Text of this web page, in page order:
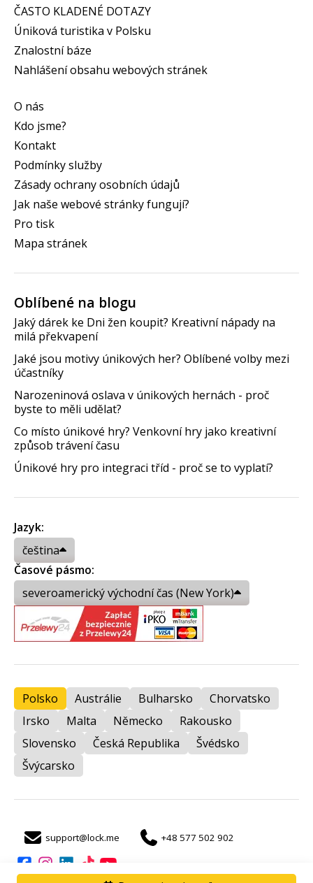
ČASTO KLADENÉ DOTAZY
Úniková turistika v Polsku
Znalostní báze
Nahlášení obsahu webových stránek
O nás
Kdo jsme?
Kontakt
Podmínky služby
Zásady ochrany osobních údajů
Jak naše webové stránky fungují?
Pro tisk
Mapa stránek
Oblíbené na blogu
Jaký dárek ke Dni žen koupit? Kreativní nápady na
milá překvapení
Jaké jsou motivy únikových her? Oblíbené volby mezi
účastníky
Narozeninová oslava v únikových hernách - proč
byste to měli udělat?
Co místo únikové hry? Venkovní hry jako kreativní
způsob trávení času
Únikové hry pro integraci tříd - proč se to vyplatí?
Jazyk:
čeština
Časové pásmo:
severoamerický východní čas (New York)
Polsko Austrálie Bulharsko
Chorvatsko
Irsko
Malta Německo
Rakousko
Slovensko
Česká Republika
Švédsko
Švýcarsko
support@lock.me +48 577 502 902